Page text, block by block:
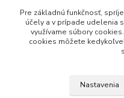
Tovar zaradený v
Pre základnú funkčnosť,
účely a v prípade udelenia
využívame súbory
cookies môžete
Nastavenia